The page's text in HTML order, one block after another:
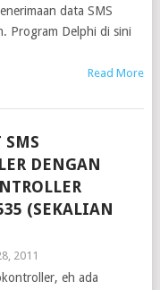
data SMS
Program Delphi di sini
Read More
SMS
DENGAN
(SEKALIAN
2011
eh ada